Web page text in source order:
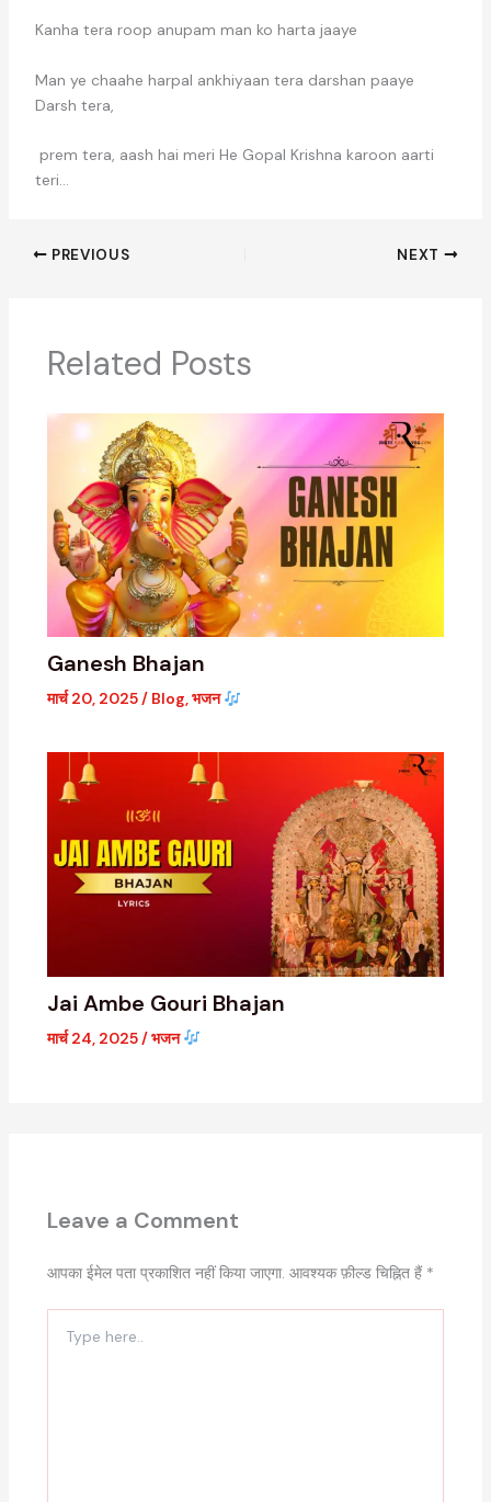
Kanha tera roop anupam man ko harta jaaye
Man ye chaahe harpal ankhiyaan tera darshan paaye
Darsh tera,
prem tera, aash hai meri He Gopal Krishna karoon aarti
teri…
PREVIOUS NEXT
Related Posts
Ganesh Bhajan
मार्च 20, 2025/ Blog,भजन
Jai Ambe Gouri Bhajan
मार्च 24, 2025/भजन
Leave a Comment
आपका ईमेल पता प्रकाशित नहीं किया जाएगा. आवश्यक फ़ील्ड चिह्नित हैं *
here..